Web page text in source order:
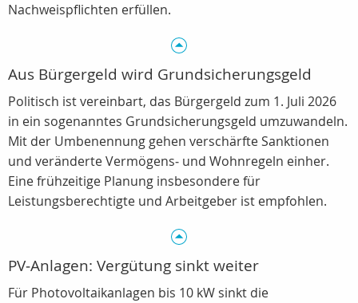
Nachweispflichten erfüllen.
Aus Bürgergeld wird Grundsicherungsgeld
Politisch ist vereinbart, das Bürgergeld zum 1. Juli 2026
in ein sogenanntes Grundsicherungsgeld umzuwandeln.
Mit der Umbenennung gehen verschärfte Sanktionen
und veränderte Vermögens‑ und Wohnregeln einher.
Eine frühzeitige Planung insbesondere für
Leistungsberechtigte und Arbeitgeber ist empfohlen.
PV‑Anlagen: Vergütung sinkt weiter
Für Photovoltaikanlagen bis 10 kW sinkt die